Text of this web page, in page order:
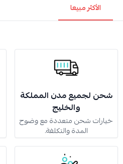
الأكثر مبيعا
شحن لجميع مدن المملكة
والخليج
خيارات شحن متعددة مع وضوح
المدة والتكلفة.